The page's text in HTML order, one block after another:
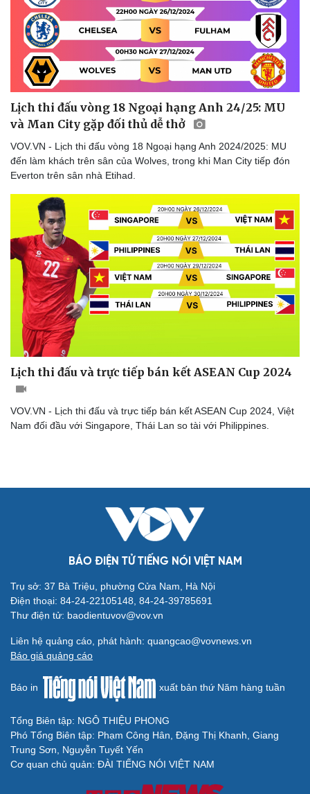
Du lịch
Tư vấn
Săn Tour
check-in
Podcast
Câu chuyện thời sự
Đọc truyện đêm khuya
Cửa sổ tình yêu
Kể chuyện cho bé
Hạt giống tâm hồn
Cải chính
Lịch thi đấu vòng 18 Ngoại hạng Anh 24/25: MU
và Man City gặp đối thủ dễ thở
VOV.VN - Lịch thi đấu vòng 18 Ngoại hạng Anh 2024/2025: MU
đến làm khách trên sân của Wolves, trong khi Man City tiếp đón
Everton trên sân nhà Etihad.
Lịch thi đấu và trực tiếp bán kết ASEAN Cup 2024
VOV.VN - Lịch thi đấu và trực tiếp bán kết ASEAN Cup 2024, Việt
Nam đối đầu với Singapore, Thái Lan so tài với Philippines.
BÁO ĐIỆN TỬ TIẾNG NÓI VIỆT NAM
Trụ sở: 37 Bà Triệu, phường Cửa Nam, Hà Nội
Điện thoại: 84-24-22105148, 84-24-39785691
Thư điện tử: baodientuvov@vov.vn
Liên hệ quảng cáo, phát hành: quangcao@vovnews.vn
Báo giá quảng cáo
Báo in xuất bản thứ Năm hàng tuần
Tổng Biên tập: NGÔ THIỆU PHONG
Phó Tổng Biên tập: Phạm Công Hân, Đặng Thị Khanh, Giang
Trung Sơn, Nguyễn Tuyết Yến
Cơ quan chủ quản: ĐÀI TIẾNG NÓI VIỆT NAM